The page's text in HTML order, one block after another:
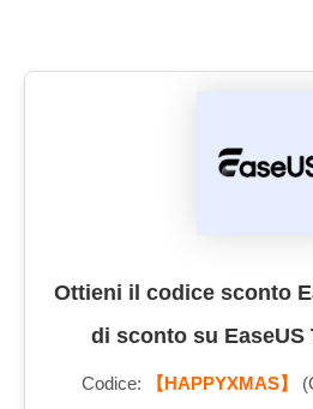
Ottieni il codice sconto
di sconto su EaseUS
Codice: 【HAPPYXMAS】